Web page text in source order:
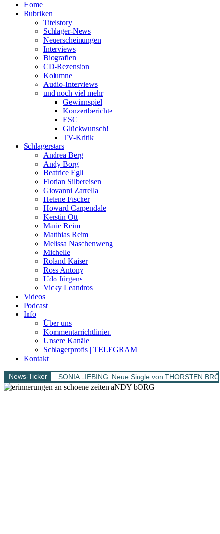
Home
Rubriken
Titelstory
Schlager-News
Neuerscheinungen
Interviews
Biografien
CD-Rezension
Kolumne
Audio-Interviews
und noch viel mehr
Gewinnspiel
Konzertberichte
ESC
Glückwunsch!
TV-Kritik
Schlagerstars
Andrea Berg
Andy Borg
Beatrice Egli
Florian Silbereisen
Giovanni Zarrella
Helene Fischer
Howard Carpendale
Kerstin Ott
Marie Reim
Matthias Reim
Melissa Naschenweng
Michelle
Roland Kaiser
Ross Antony
Udo Jürgens
Vicky Leandros
Videos
Podcast
Info
Über uns
Kommentarrichtlinien
Unsere Kanäle
Schlagerprofis | TELEGRAM
Kontakt
News-Ticker SONIA LIEBING: Neue Single von THORSTEN